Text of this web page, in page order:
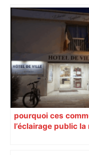
Au volant d’un 38
très alcoolisé
clôture sur un site
professionnel de
avec 1,7 g d’alcool
ladepeche.fr
pourquoi ces
l’éclairage public